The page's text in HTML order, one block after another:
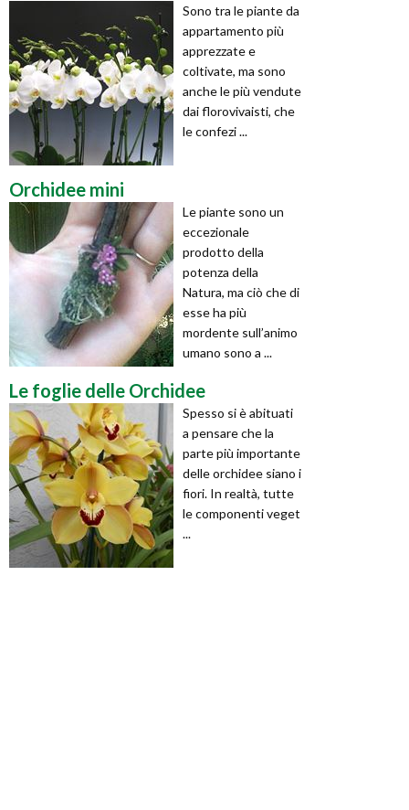
Sono tra le piante da
appartamento più
apprezzate e
coltivate, ma sono
anche le più vendute
dai florovivaisti, che
le confezi ...
Orchidee mini
Le piante sono un
eccezionale
prodotto della
potenza della
Natura, ma ciò che di
esse ha più
mordente sull’animo
umano sono a ...
Le foglie delle Orchidee
Spesso si è abituati
a pensare che la
parte più importante
delle orchidee siano i
fiori. In realtà, tutte
le componenti veget
...